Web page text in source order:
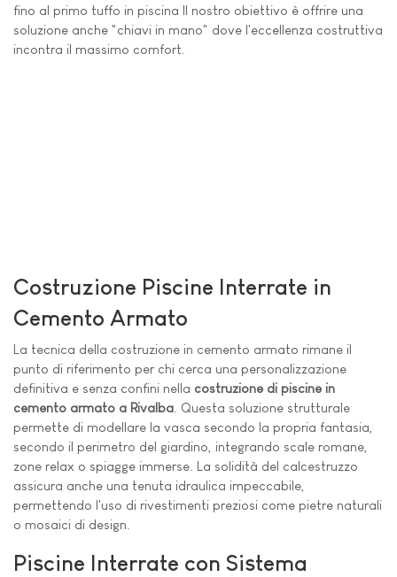
fino al primo tuffo in piscina Il nostro obiettivo è offrire una
soluzione anche "chiavi in mano" dove l'eccellenza costruttiva
incontra il massimo comfort.
Costruzione Piscine Interrate in
Cemento Armato
La tecnica della costruzione in cemento armato rimane il
punto di riferimento per chi cerca una personalizzazione
definitiva e senza confini nella costruzione di piscine in
cemento armato a Rivalba. Questa soluzione strutturale
permette di modellare la vasca secondo la propria fantasia,
secondo il perimetro del giardino, integrando scale romane,
zone relax o spiagge immerse. La solidità del calcestruzzo
assicura anche una tenuta idraulica impeccabile,
permettendo l'uso di rivestimenti preziosi come pietre naturali
o mosaici di design.
Piscine Interrate con Sistema